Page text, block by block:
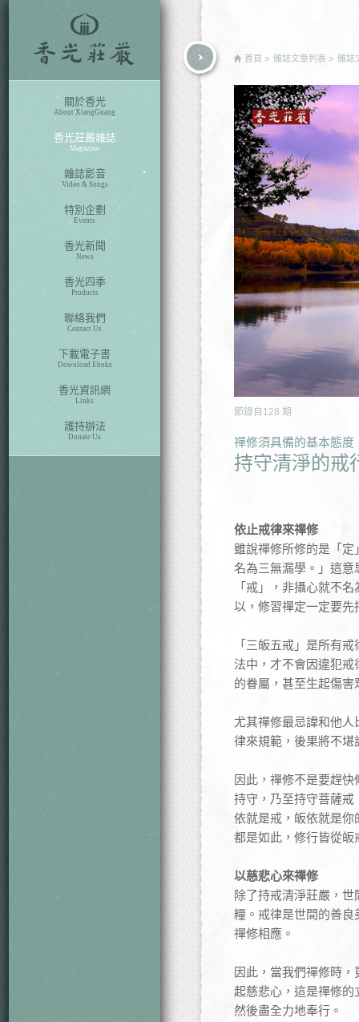
關於香光
About XiangGuang
香光莊嚴雜誌
Magazine
雜誌影音
Video & Songs
特別企劃
Events
香光新聞
News
香光四季
Products
聯絡我們
Contact Us
下載電子書
Download Eboks
香光資訊網
Links
護持辦法
Donate Us
首頁 雜誌文章列表 雜誌
節錄自 128 期
禪修須具備的基本態度
持守清淨的戒
依止戒律來禪修
雖說禪修所修的是「
名為三無漏學。」這
「戒」，非攝心就不
以，修習禪定一定要
「三皈五戒」是所有
法中，才不會因違犯
的眷屬，甚至生起傷害
尤其禪修最忌諱和他
律來規範，後果將不
因此，禪修不是要趕
持守，乃至持守菩薩
依就是戒，皈依就是
都是如此，修行皆從
以慈悲心來禪修
除了持戒清淨莊嚴，
糧。戒律是世間的善
禪修相應。
因此，當我們禪修時
起慈悲心，這是禪修
然後盡全力地奉行。